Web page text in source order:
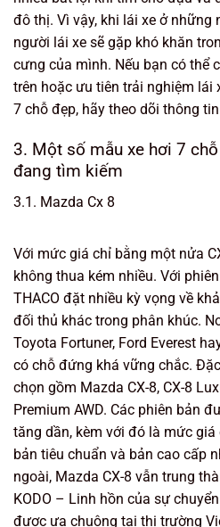
đô thị. Vì vậy, khi lái xe ở những
người lái xe sẽ gặp khó khăn
cưng của mình. Nếu bạn có thể
trên hoặc ưu tiên trải nghiệm lái
7 chỗ đẹp, hãy theo dõi thông
3. Một số mẫu xe hơi 7
đang tìm kiếm
3.1. Mazda Cx 8
Với mức giá chỉ bằng một nửa
không thua kém nhiều. Với
THACO đặt nhiều kỳ vọng về
đối thủ khác trong phân khúc.
Toyota Fortuner, Ford Everest
có chỗ đứng khá vững chắc.
chọn gồm Mazda CX-8, CX-8
Premium AWD. Các phiên bản
tăng dần, kèm với đó là mức
bản tiêu chuẩn và bản cao cấp
ngoài, Mazda CX-8 vẫn trung
KODO – Linh hồn của sự
được ưa chuộng tại thị trường